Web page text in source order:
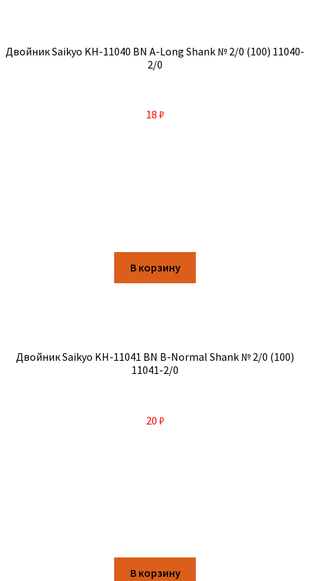
Двойник Saikyo KH-11040 BN A-Long Shank № 2/0 (100) 11040-
2/0
18 ₽
В корзину
Двойник Saikyo KH-11041 BN B-Normal Shank № 2/0 (100)
11041-2/0
20 ₽
В корзину